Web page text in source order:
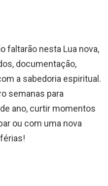
faltarão nesta Lua nova,
documentação,
a sabedoria espiritual.
semanas para
ano, curtir momentos
ou com uma nova